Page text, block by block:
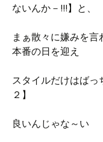
ないんか－!!!】と、
まぁ散々に嫌みを
本番の日を迎え
スタイルだけはばっ
２】
良いんじゃな～い